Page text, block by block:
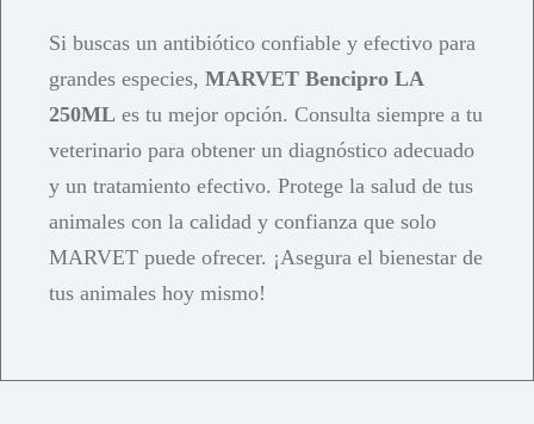
Si buscas un antibiótico confiable y efectivo para
grandes especies, MARVET Bencipro LA
250ML es tu mejor opción. Consulta siempre a tu
veterinario para obtener un diagnóstico adecuado
y un tratamiento efectivo. Protege la salud de tus
animales con la calidad y confianza que solo
MARVET puede ofrecer. ¡Asegura el bienestar de
tus animales hoy mismo!